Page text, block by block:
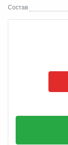
Состав